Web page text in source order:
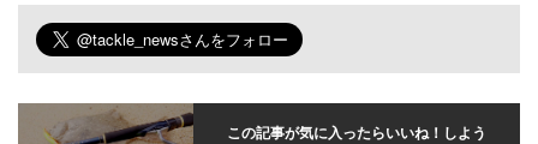
この記事が気に入ったらいいね！しよう